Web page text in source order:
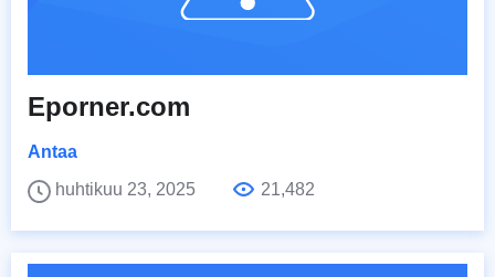
Eporner.com
Antaa
huhtikuu 23, 2025
21,482